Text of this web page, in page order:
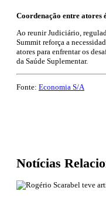
Coordenação entre atores
Ao reunir Judiciário,
Summit reforça a
atores para enfrentar os
da Saúde Suplementar.
Fonte: Economia S/A
Notícias